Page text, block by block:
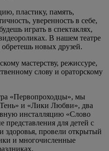
пластику, память,
уверенность в себе,
играть в спектаклях,
В нашем театре
новых друзей.
мастерству, режиссуре,
слову и ораторскому
«Первопроходцы», мы
и «Лики Любви», два
инсталляцию «Слово
для детей с
провели открытый
и многочисленные